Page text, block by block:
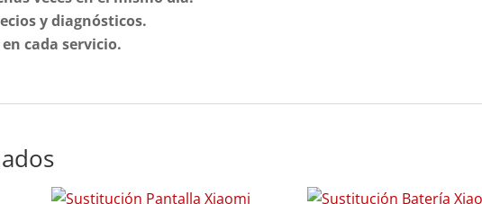
y diagnósticos.
cada servicio.